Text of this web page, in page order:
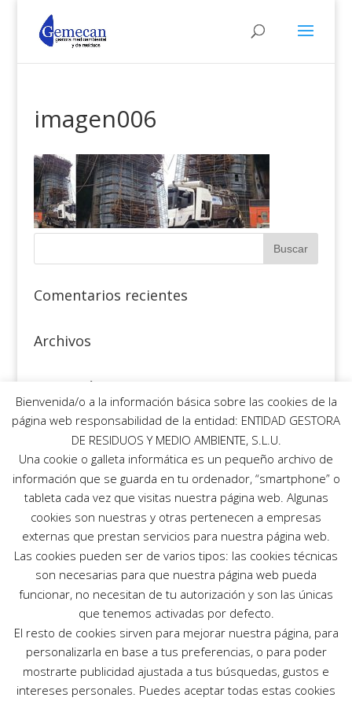
imagen006
Comentarios recientes
Archivos
Categorías
No hay categorías
Meta
Acceder
Feed de entradas
Feed de comentarios
WordPress.org
Política de Calidad y Medio Ambiente
Compromiso con la protección de datos
personales
Política de Cookies
Política de privacidad y canal ético
Bienvenida/o a la información básica sobre las cookies de la
página web responsabilidad de la entidad: ENTIDAD GESTORA
DE RESIDUOS Y MEDIO AMBIENTE, S.L.U.
Una cookie o galleta informática es un pequeño archivo de
información que se guarda en tu ordenador, “smartphone” o
tableta cada vez que visitas nuestra página web. Algunas
cookies son nuestras y otras pertenecen a empresas
externas que prestan servicios para nuestra página web.
Las cookies pueden ser de varios tipos: las cookies técnicas
son necesarias para que nuestra página web pueda
funcionar, no necesitan de tu autorización y son las únicas
que tenemos activadas por defecto.
El resto de cookies sirven para mejorar nuestra página, para
personalizarla en base a tus preferencias, o para poder
mostrarte publicidad ajustada a tus búsquedas, gustos e
intereses personales. Puedes aceptar todas estas cookies